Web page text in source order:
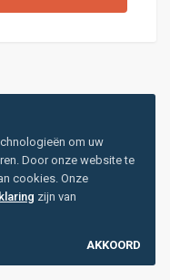
om uw
Door onze website te
cookies. Onze
zijn van
AKKOORD